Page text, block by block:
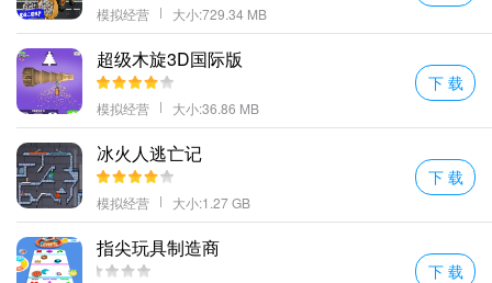
模拟经营 大小:729.34 MB
超级木旋3D国际版
模拟经营 大小:36.86 MB
下 载
冰火人逃亡记
模拟经营 大小:1.27 GB
下 载
指尖玩具制造商
下 载